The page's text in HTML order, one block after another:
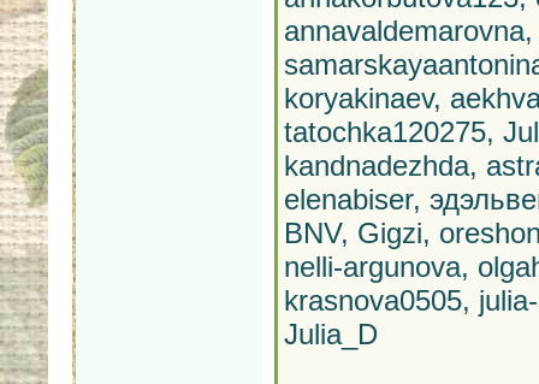
koryakinaev,
tatochka120275,
kandnadezhda,
elenabiser,
BNV, Gigzi,
nelli-argunova,
krasnova0505,
Julia_D